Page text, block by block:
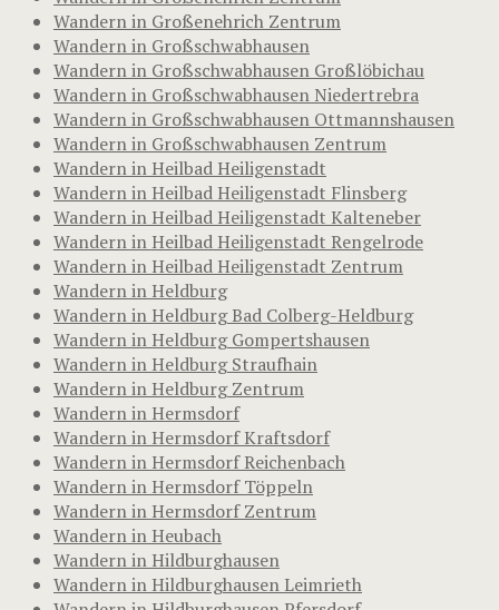
Wandern in Großenehrich Zentrum
Wandern in Großschwabhausen
Wandern in Großschwabhausen Großlöbichau
Wandern in Großschwabhausen Niedertrebra
Wandern in Großschwabhausen Ottmannshausen
Wandern in Großschwabhausen Zentrum
Wandern in Heilbad Heiligenstadt
Wandern in Heilbad Heiligenstadt Flinsberg
Wandern in Heilbad Heiligenstadt Kalteneber
Wandern in Heilbad Heiligenstadt Rengelrode
Wandern in Heilbad Heiligenstadt Zentrum
Wandern in Heldburg
Wandern in Heldburg Bad Colberg-Heldburg
Wandern in Heldburg Gompertshausen
Wandern in Heldburg Straufhain
Wandern in Heldburg Zentrum
Wandern in Hermsdorf
Wandern in Hermsdorf Kraftsdorf
Wandern in Hermsdorf Reichenbach
Wandern in Hermsdorf Töppeln
Wandern in Hermsdorf Zentrum
Wandern in Heubach
Wandern in Hildburghausen
Wandern in Hildburghausen Leimrieth